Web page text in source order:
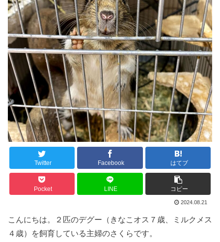
Twitter Facebook はてブ
Pocket LINE コピー
2024.08.21
こんにちは。２匹のデグー（きなこオス７歳、ミルクメス
４歳）を飼育している主婦のさくらです。